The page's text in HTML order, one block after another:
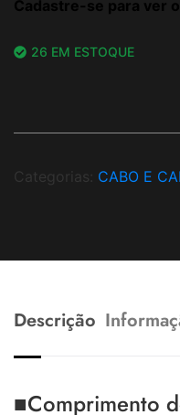
Cadastre-se para ver
26 EM ESTOQUE
Categorias: CABO E
Descrição
■Comprimento